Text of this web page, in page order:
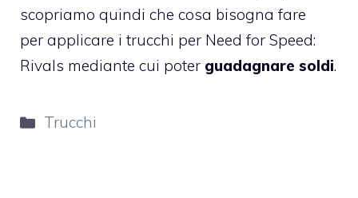
scopriamo quindi che cosa bisogna fare
per applicare i trucchi per Need for Speed:
Rivals mediante cui poter guadagnare soldi.
Categorie
Trucchi